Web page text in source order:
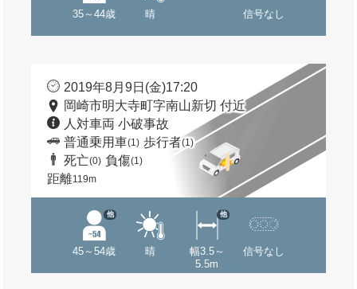
35～44歳 晴 信号なし
2019年8月9日(金)17:20
岡崎市明大寺町字南山新切 付近
人対車両 小破事故
普通乗用車(1) 歩行者(1)
死亡(0) 負傷(1)
距離119m
45～54歳
他
晴
幅3.5～
5.5m
他
信号なし